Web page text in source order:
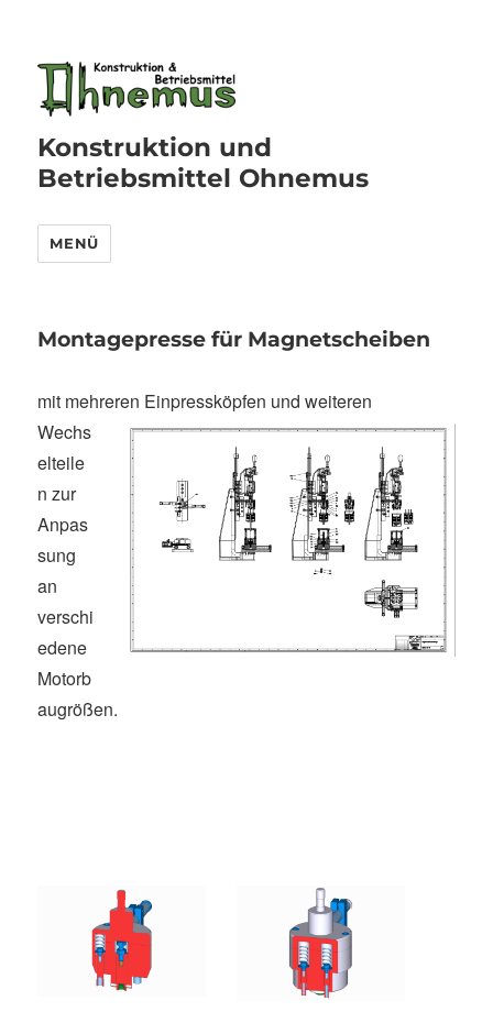
Konstruktion und
Betriebsmittel Ohnemus
MENÜ
Montagepresse für Magnetscheiben
mit mehreren Einpressköpfen und weiteren
Wechs
elteile
n zur
Anpas
sung
an
verschi
edene
Motorb
augrößen.